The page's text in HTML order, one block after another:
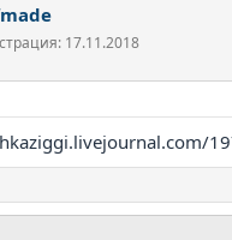
17.11.2018